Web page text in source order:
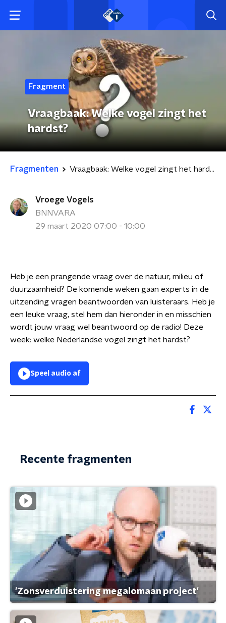
Fragment
Vraagbaak: Welke vogel zingt het
hardst?
Fragmenten Vraagbaak: Welke vogel zingt het hardst?
Vroege Vogels
BNNVARA
29 maart 2020 07:00 - 10:00
Heb je een prangende vraag over de natuur, milieu of
duurzaamheid? De komende weken gaan experts in de
uitzending vragen beantwoorden van luisteraars. Heb je
een leuke vraag, stel hem dan hieronder in en misschien
wordt jouw vraag wel beantwoord op de radio! Deze
week: welke Nederlandse vogel zingt het hardst?
Speel audio af
Recente fragmenten
'Zonsverduistering megalomaan project'